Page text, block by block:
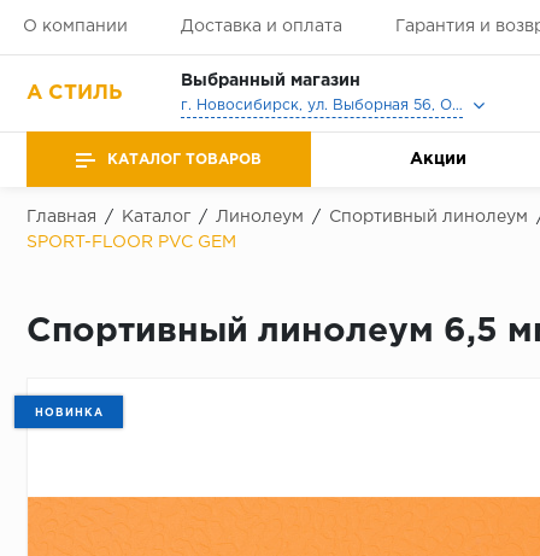
О компании Доставка и оплата Гарантия и
А СТИЛЬ
Выбранный магазин
г. Новосибирск, ул. Выборная 56, Офис, Выставочный зал
КАТАЛОГ ТОВАРОВ Акции
Главная / Каталог / Линолеум / Спортивный линолеум
SPORT-FLOOR PVC GEM
Спортивный линолеум 6,5
НОВИНКА